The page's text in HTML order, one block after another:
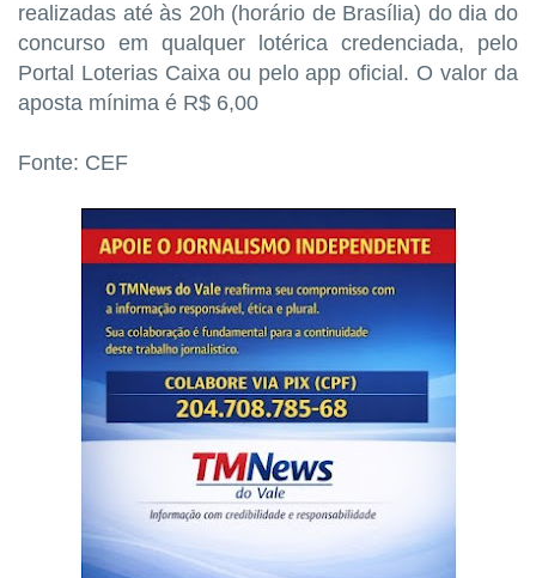
realizadas até às 20h (horário de Brasília) do dia do
concurso em qualquer lotérica credenciada, pelo
Portal Loterias Caixa ou pelo app oficial. O valor da
aposta mínima é R$ 6,00
Fonte: CEF